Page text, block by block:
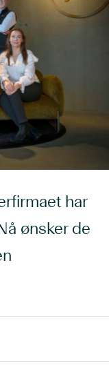
har
ønsker de